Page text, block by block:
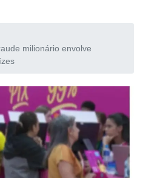
milionário envolve